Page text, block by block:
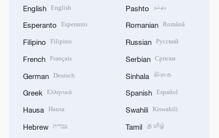
English English
Esperanto Esperanto
Filipino Filipino
French Français
German Deutsch
Greek Ελληνικά
Hausa Hausa
Hebrew עברית
Pashto پښتو
Romanian Română
Russian Русский
Serbian Српски
Sinhala සිංහල
Spanish Español
Swahili Kiswahili
Tamil தமிழ்